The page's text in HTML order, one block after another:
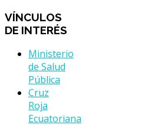
VÍNCULOS
DE INTERÉS
Ministerio
de Salud
Pública
Cruz
Roja
Ecuatoriana